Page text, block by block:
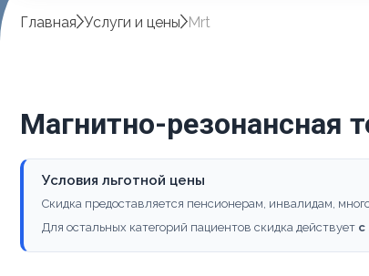
Главная Услуги и цены Mrt
Магнитно-
Условия льготной цены
Скидка предоставляется пенсионерам, инвалидам,
Для остальных категорий пациентов скидка действует с